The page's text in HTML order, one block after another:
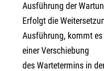
Ausführung der
Erfolgt die
Ausführung, kommt
einer Verschiebung
des Wartetermins in